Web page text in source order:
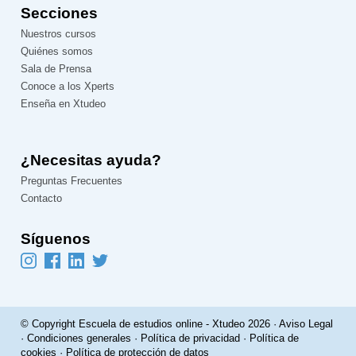
Secciones
Nuestros cursos
Quiénes somos
Sala de Prensa
Conoce a los Xperts
Enseña en Xtudeo
¿Necesitas ayuda?
Preguntas Frecuentes
Contacto
Síguenos
© Copyright Escuela de estudios online - Xtudeo 2026 ·Aviso Legal
·Condiciones generales · Política de privacidad · Política de
cookies · Política de protección de datos